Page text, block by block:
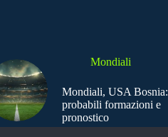
Mondiali
Mondiali, USA Bosnia:
probabili formazioni e
pronostico